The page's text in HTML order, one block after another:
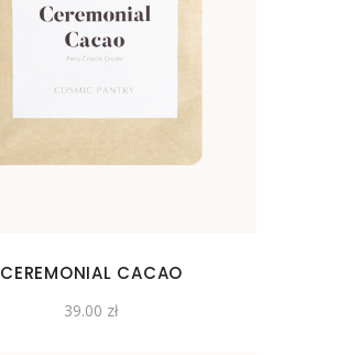
CEREMONIAL CACAO
39.00 zł